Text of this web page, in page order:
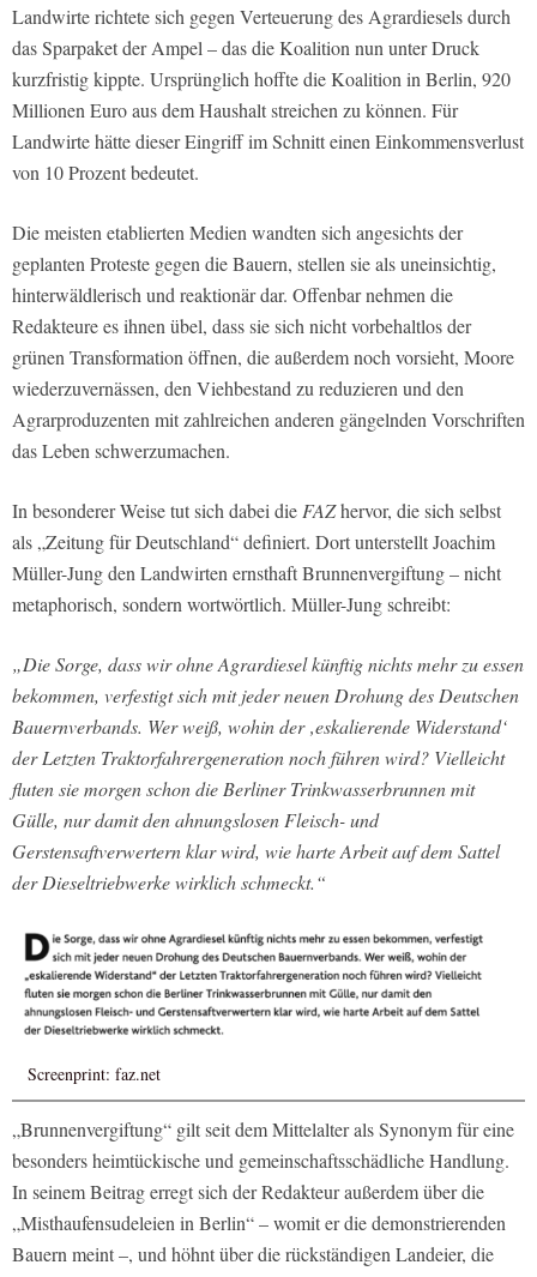
Landwirte richtete sich gegen Verteuerung des Agrardiesels durch
das Sparpaket der Ampel – das die Koalition nun unter Druck
kurzfristig kippte. Ursprünglich hoffte die Koalition in Berlin, 920
Millionen Euro aus dem Haushalt streichen zu können. Für
Landwirte hätte dieser Eingriff im Schnitt einen Einkommensverlust
von 10 Prozent bedeutet.
Die meisten etablierten Medien wandten sich angesichts der
geplanten Proteste gegen die Bauern, stellen sie als uneinsichtig,
hinterwäldlerisch und reaktionär dar. Offenbar nehmen die
Redakteure es ihnen übel, dass sie sich nicht vorbehaltlos der
grünen Transformation öffnen, die außerdem noch vorsieht, Moore
wiederzuvernässen, den Viehbestand zu reduzieren und den
Agrarproduzenten mit zahlreichen anderen gängelnden Vorschriften
das Leben schwerzumachen.
In besonderer Weise tut sich dabei dieFAZhervor, die sich selbst
als „Zeitung für Deutschland“ definiert. Dort unterstellt Joachim
Müller-Jung den Landwirten ernsthaft Brunnenvergiftung – nicht
metaphorisch, sondern wortwörtlich. Müller-Jung schreibt:
„Die Sorge, dass wir ohne Agrardiesel künftig nichts mehr zu essen
bekommen, verfestigt sich mit jeder neuen Drohung des Deutschen
Bauernverbands. Wer weiß, wohin der ‚eskalierende Widerstand‘
der Letzten Traktorfahrergeneration noch führen wird? Vielleicht
fluten sie morgen schon die Berliner Trinkwasserbrunnen mit
Gülle, nur damit den ahnungslosen Fleisch- und
Gerstensaftverwertern klar wird, wie harte Arbeit auf dem Sattel
der Dieseltriebwerke wirklich schmeckt.“
Screenprint: faz.net
„Brunnenvergiftung“ gilt seit dem Mittelalter als Synonym für eine
besonders heimtückische und gemeinschaftsschädliche Handlung.
In seinem Beitrag erregt sich der Redakteur außerdem über die
„Misthaufensudeleien in Berlin“ – womit er die demonstrierenden
Bauern meint –, und höhnt über die rückständigen Landeier, die